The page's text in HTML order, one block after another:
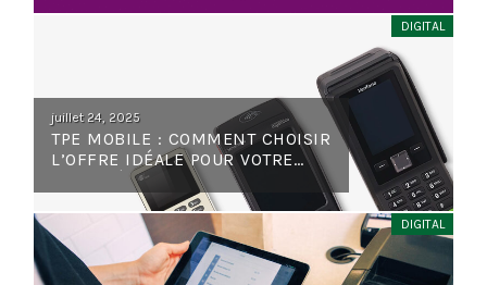
DÉFINITION ET RÔLE
DIGITAL
Posted
on
juillet 24, 2025
TPE MOBILE : COMMENT CHOISIR
L’OFFRE IDÉALE POUR VOTRE
ACTIVITÉ ?
DIGITAL